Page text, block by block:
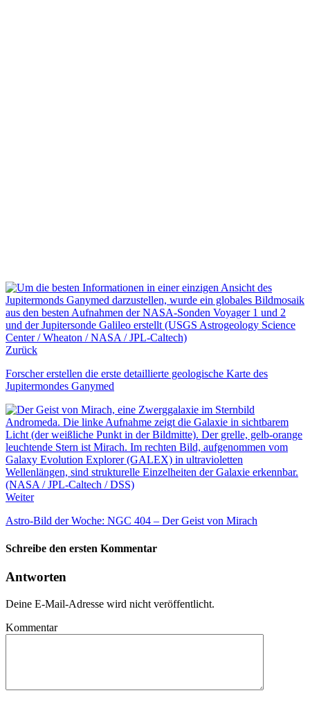
Zurück
Forscher erstellen die erste detaillierte geologische Karte des
Jupitermondes Ganymed
Weiter
Astro-Bild der Woche: NGC 404 – Der Geist von Mirach
Schreibe den ersten Kommentar
Antworten
Deine E-Mail-Adresse wird nicht veröffentlicht.
Kommentar